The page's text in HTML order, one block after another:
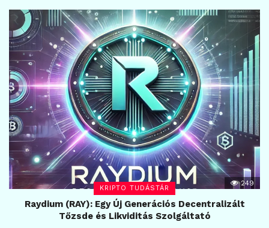
KRIPTO TUDÁSTÁR
249
Raydium (RAY): Egy Új Generációs Decentralizált
Tőzsde és Likviditás Szolgáltató